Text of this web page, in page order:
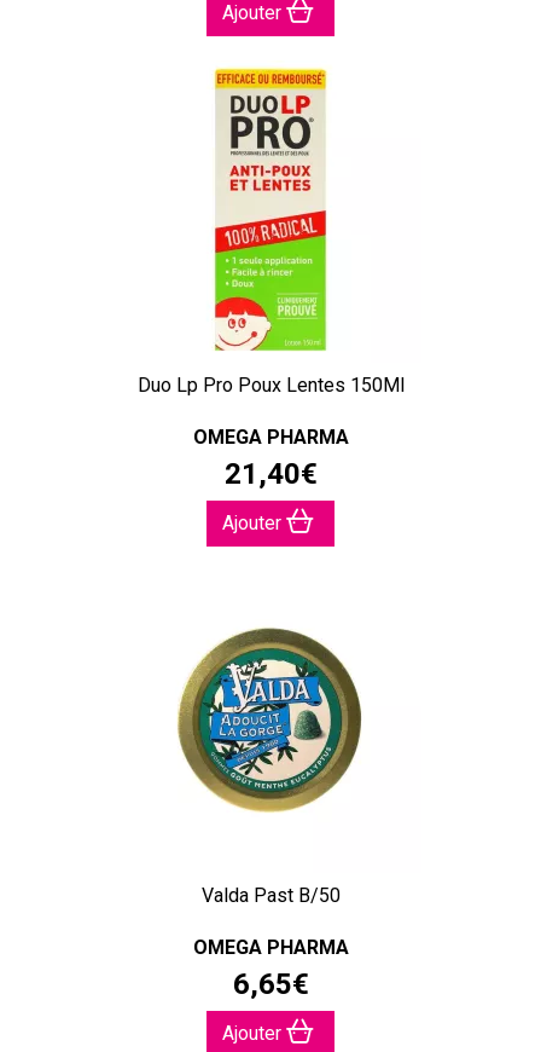
Ajouter
Duo Lp Pro Poux Lentes 150Ml
OMEGA PHARMA
21 ,40€
Ajouter
Valda Past B/50
OMEGA PHARMA
6,65€
Ajouter